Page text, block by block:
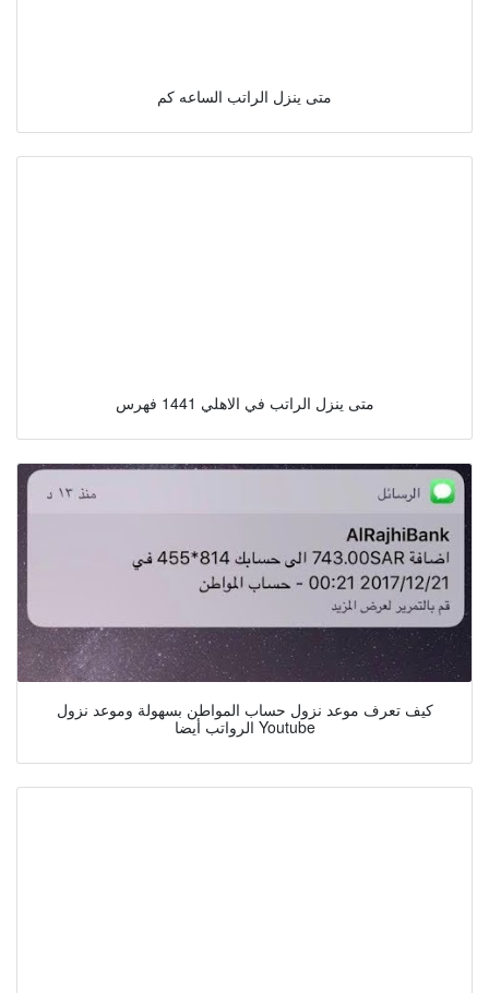
متى ينزل الراتب الساعه كم
متى ينزل الراتب في الاهلي 1441 فهرس
كيف تعرف موعد نزول حساب المواطن بسهولة وموعد نزول
الرواتب أيضا Youtube